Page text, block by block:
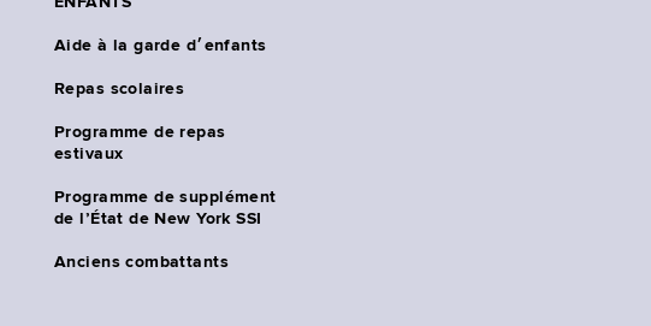
Aide à la garde d׳enfants
Repas scolaires
Programme de repas
estivaux
Programme de supplément
de l’État de New York SSI
Anciens combattants